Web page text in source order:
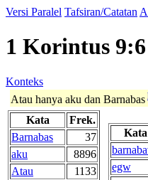
Versi Paralel Tafsiran/Catatan
1 Korintus 9:6
Konteks
Atau hanya aku dan Barnabas
Kata
Frek.
Barnabas
37
aku
8896
Atau
1133
Kata
egw